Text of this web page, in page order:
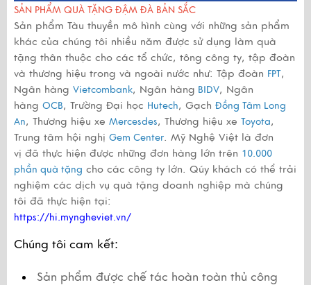
SẢN PHẨM QUÀ TẶNG ĐẬM ĐÀ BẢN SẮC
Sản phẩm Tàu thuyền mô hình cùng với những sản phẩm
khác của chúng tôi nhiều năm được sử dụng làm quà
tặng thân thuộc cho các tổ chức, tông công ty, tập đoàn
và thương hiệu trong và ngoài nước như: Tập đoàn FPT,
Ngân hàng Vietcombank, Ngân hàng BIDV, Ngân
hàng OCB, Trường Đại học Hutech, Gạch Đồng Tâm Long
An, Thương hiệu xe Mercesdes, Thương hiệu xe Toyota,
Trung tâm hội nghị Gem Center. Mỹ Nghệ Việt là đơn
vị đã thực hiện được những đơn hàng lớn trên 10.000
phần quà tặng cho các công ty lớn. Qúy khách có thể trải
nghiệm các dịch vụ quà tặng doanh nghiệp mà chúng
tôi đã thực hiện tại:
https://hi.myngheviet.vn/
Chúng tôi cam kết:
Sản phẩm được chế tác hoàn toàn thủ công